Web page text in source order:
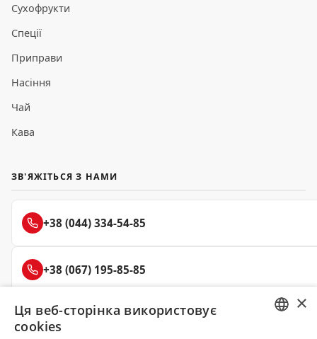
Сухофрукти
Спеції
Приправи
Насіння
Чай
Кава
ЗВ'ЯЖІТЬСЯ З НАМИ
+38 (044) 334-54-85
+38 (067) 195-85-85
+38 (050) 145-85-45
×
Ця веб-сторінка використовує
cookies